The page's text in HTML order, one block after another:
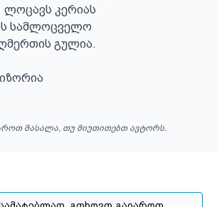
ლოცავს კერიას
სამლოცველო
გულია.
მასალა, თუ მიუთითებთ ავტორს.